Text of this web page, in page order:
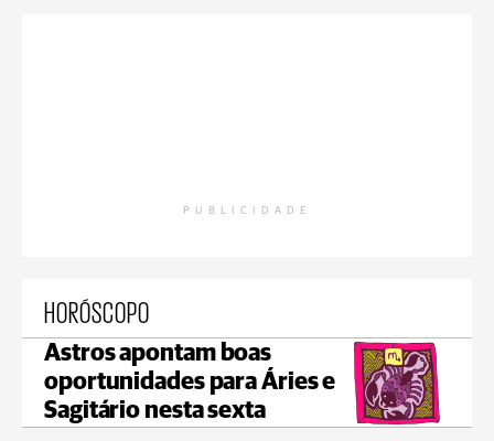
PUBLICIDADE
HORÓSCOPO
Astros apontam boas
oportunidades para Áries e
Sagitário nesta sexta